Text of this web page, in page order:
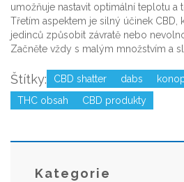
umožňuje nastavit optimální teplotu a
Třetím aspektem je silný účinek CBD,
jedinců způsobit závratě nebo
Začněte vždy s malým množstvím a
Štítky: CBD shatter dabs
THC obsah
CBD produkty
Kategorie